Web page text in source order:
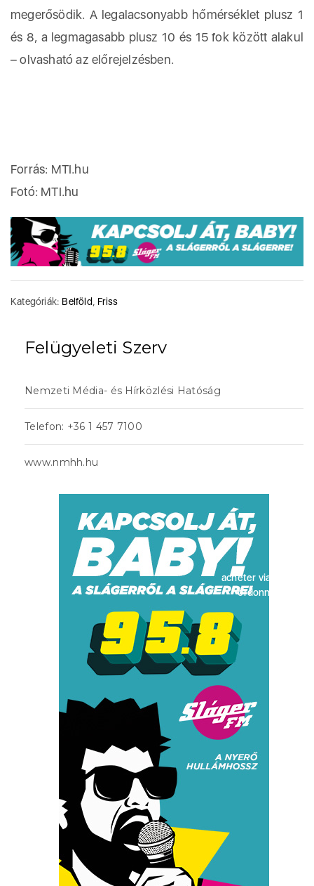
megerősödik. A legalacsonyabb hőmérséklet plusz 1
és 8, a legmagasabb plusz 10 és 15 fok között alakul
– olvasható az előrejelzésben.
Forrás: MTI.hu
Fotó: MTI.hu
Kategóriák: Belföld Friss
Felügyeleti Szerv
Nemzeti Média- és Hírközlési Hatóság
Telefon: +36 1 457 7100
www.nmhh.hu
acheter viagra sans
ordonnance